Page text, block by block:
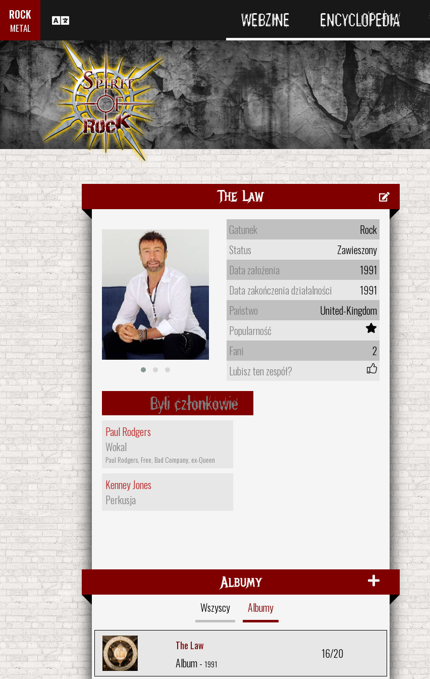
ROCK
METAL WEBZINE ENCYCLOPEDIA
The Law
Gatunek
Rock
Status
Zawieszony
Data założenia
1991
Data zakończenia działalności
1991
Państwo
United-Kingdom
Popularność
Fani
2
Lubisz ten zespół?
Byli członkowie
Paul Rodgers
Wokal
Paul Rodgers, Free, Bad Company, ex-Queen
Kenney Jones
Perkusja
Albumy
Wszyscy Albumy
The Law
Album - 1991
16/20